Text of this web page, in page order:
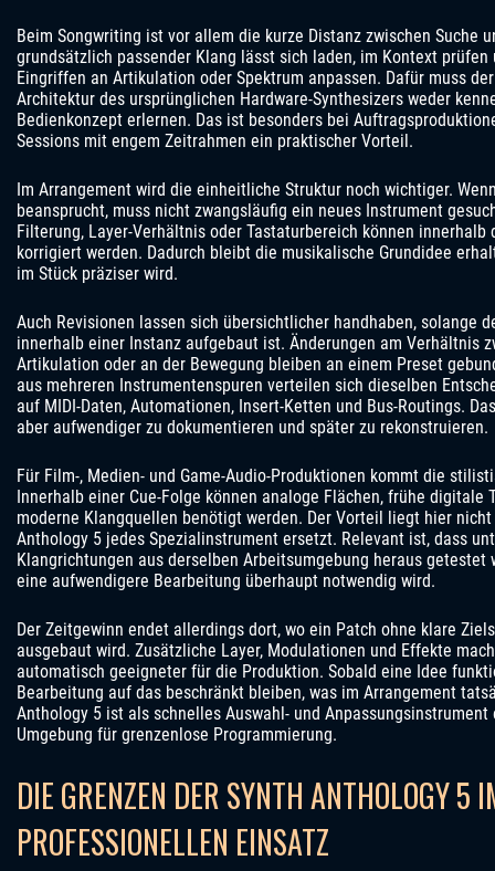
Beim Songwriting ist vor allem die kurze Distanz zwischen Suche
grundsätzlich passender Klang lässt sich laden, im Kontext prüfen
Eingriffen an Artikulation oder Spektrum anpassen. Dafür muss
Architektur des ursprünglichen Hardware-Synthesizers weder
Bedienkonzept erlernen. Das ist besonders bei
Sessions mit engem Zeitrahmen ein praktischer Vorteil.
Im Arrangement wird die einheitliche Struktur noch wichtiger.
beansprucht, muss nicht zwangsläufig ein neues Instrument
Filterung, Layer-Verhältnis oder Tastaturbereich können innerhalb
korrigiert werden. Dadurch bleibt die musikalische Grundidee
im Stück präziser wird.
Auch Revisionen lassen sich übersichtlicher handhaben, solange
innerhalb einer Instanz aufgebaut ist. Änderungen am Verhältnis
Artikulation oder an der Bewegung bleiben an einem Preset
aus mehreren Instrumentenspuren verteilen sich dieselben
auf MIDI-Daten, Automationen, Insert-Ketten und Bus-Routings.
aber aufwendiger zu dokumentieren und später zu rekonstruieren.
Für Film-, Medien- und Game-Audio-Produktionen kommt die
Innerhalb einer Cue-Folge können analoge Flächen, frühe digitale
moderne Klangquellen benötigt werden. Der Vorteil liegt hier nicht
Anthology 5 jedes Spezialinstrument ersetzt. Relevant ist, dass
Klangrichtungen aus derselben Arbeitsumgebung heraus getestet
eine aufwendigere Bearbeitung überhaupt notwendig wird.
Der Zeitgewinn endet allerdings dort, wo ein Patch ohne klare
ausgebaut wird. Zusätzliche Layer, Modulationen und Effekte
automatisch geeigneter für die Produktion. Sobald eine Idee
Bearbeitung auf das beschränkt bleiben, was im Arrangement
Anthology 5 ist als schnelles Auswahl- und
Umgebung für grenzenlose Programmierung.
DIE GRENZEN DER SYNTH ANTHOLOGY 5
PROFESSIONELLEN EINSATZ